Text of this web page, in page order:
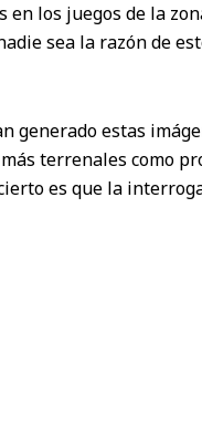
en los juegos de la
sea la razón de
generado estas
terrenales como
es que la